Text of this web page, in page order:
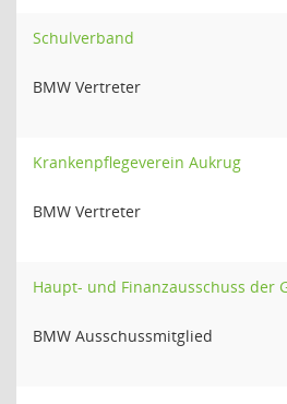
Schulverband
BMW Vertreter
Krankenpflegeverein Aukrug
BMW Vertreter
Haupt- und Finanzausschuss der
BMW Ausschussmitglied